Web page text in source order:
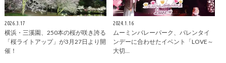
2026.3.17
横浜・三溪園、250本の桜が咲き誇る
「桜ライトアップ」が3月27日より開
催！
2024.1.16
ムーミンバレーパーク、バレンタイ
ンデーに合わせたイベント「LOVE～
大切…